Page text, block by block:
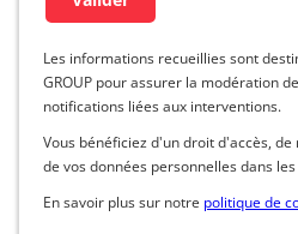
Les informations recueillies sont
GROUP pour assurer la modération
notifications liées aux interventions.
Vous bénéficiez d'un droit d'accès,
de vos données personnelles dans
En savoir plus sur notre politique de